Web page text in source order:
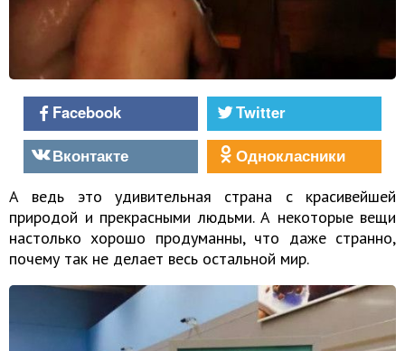
Facebook
Twitter
Вконтакте
Однокласники
А ведь это удивительная страна с красивейшей
природой и прекрасными людьми. А некоторые вещи
настолько хорошо продуманны, что даже странно,
почему так не делает весь остальной мир.